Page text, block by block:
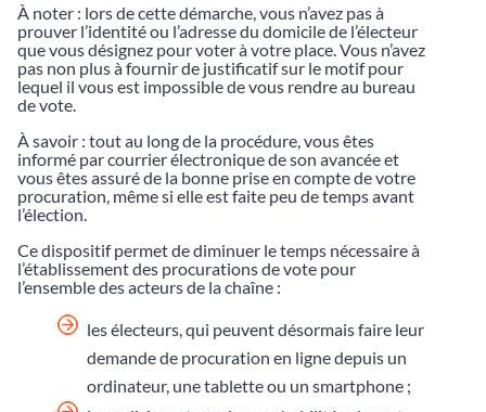
À noter : lors de cette démarche, vous n’avez pas à
prouver l’identité ou l’adresse du domicile de l’électeur
que vous désignez pour voter à votre place. Vous n’avez
pas non plus à fournir de justificatif sur le motif pour
lequel il vous est impossible de vous rendre au bureau
de vote.
À savoir : tout au long de la procédure, vous êtes
informé par courrier électronique de son avancée et
vous êtes assuré de la bonne prise en compte de votre
procuration, même si elle est faite peu de temps avant
l’élection.
Ce dispositif permet de diminuer le temps nécessaire à
l’établissement des procurations de vote pour
l’ensemble des acteurs de la chaîne :
les électeurs, qui peuvent désormais faire leur
demande de procuration en ligne depuis un
ordinateur, une tablette ou un smartphone ;